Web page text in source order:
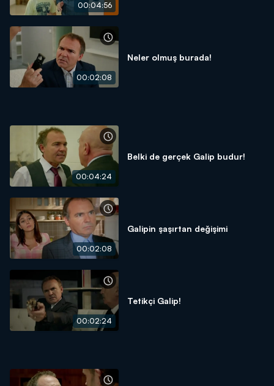
00:04:56
00:02:08
Neler olmuş burada!
00:04:24
Belki de gerçek Galip budur!
00:02:08
Galipin şaşırtan değişimi
00:02:24
Tetikçi Galip!